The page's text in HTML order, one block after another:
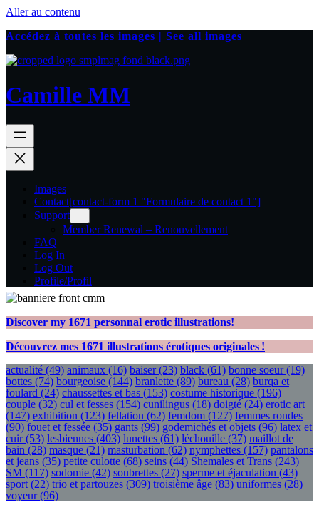
Aller au contenu
Accédez à toutes les images | See all images
Camille MM
Images
Contact[contact-form 1 "Formulaire de contact 1"]
Support
Member Renewal – Renouvellement
FAQ
Log In
Log Out
Profile/Profil
Discover my 1671 personnal erotic illustrations!
Découvrez mes 1671 illustrations érotiques originales !
actualité (49) animaux (16) baiser(23) black (61) bonne soeur(19)
bottes (74) bourgeoise (144) branlette (89) bureau (28) burqa et
foulard (24) chaussettes et bas (153) costume historique (196)
couple (32) cul et fesses (154) cunilingus (18) doigté (24) erotic art
(147) exhibition (123) fellation (62) femdom (127) femmes rondes
(90) fouet et fessée (35) gants (99) godemichés et objets (96) latex et
cuir(53) lesbiennes (403) lunettes (61) léchouille (37) maillot de
bain (28) masque (21) masturbation (62) nymphettes (157) pantalons
et jeans (35) petite culotte (68) seins (44) Shemales et Trans (243)
SM (117) sodomie (42) soubrettes (27) sperme et éjaculation (43)
sport (22) trio et partouzes (309) troisième âge (83) uniformes (28)
voyeur(96)